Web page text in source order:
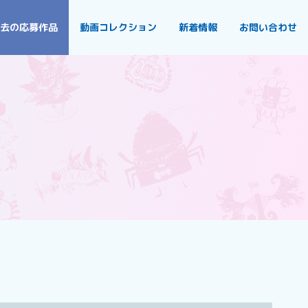
の応募作品 動画コレクション 新着情報 お問い合わせ